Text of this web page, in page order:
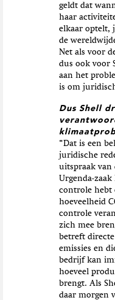
geldt dat
haar
elkaar optelt,
de
Net als voor
dus ook voor
aan het
is om
Dus Shell
“Dat is een
juridische
uitspraak van
Urgenda-
controle hebt
hoeveelheid
controle
zich mee
betreft
emissies en
bedrijf kan
hoeveel
brengt. Als
daar morgen